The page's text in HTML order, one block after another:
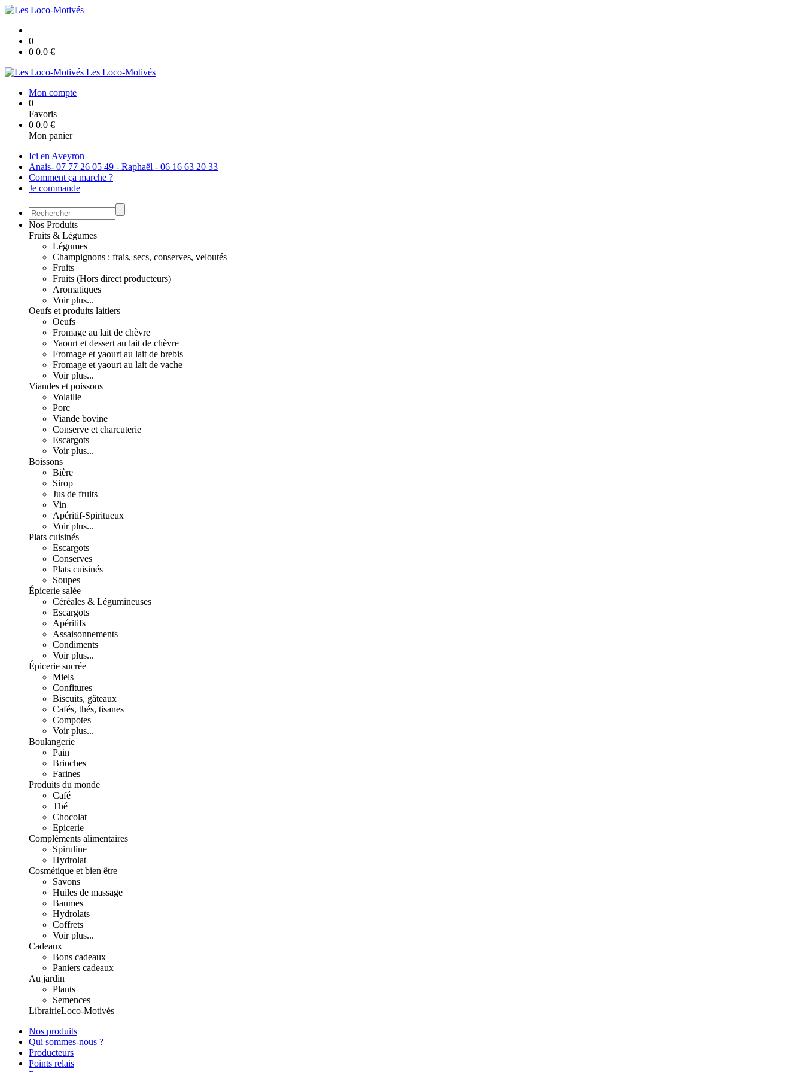
0
0 0.0 €
Les Loco-Motivés
Mon compte
0
Favoris
0 0.0 €
Mon panier
Ici en Aveyron
Anais- 07 77 26 05 49 - Raphaël - 06 16 63 20 33
Comment ça marche ?
Je commande
Nos Produits
Fruits & Légumes
Légumes
Champignons : frais, secs, conserves, veloutés
Fruits
Fruits (Hors direct producteurs)
Aromatiques
Voir plus...
Oeufs et produits laitiers
Oeufs
Fromage au lait de chèvre
Yaourt et dessert au lait de chèvre
Fromage et yaourt au lait de brebis
Fromage et yaourt au lait de vache
Voir plus...
Viandes et poissons
Volaille
Porc
Viande bovine
Conserve et charcuterie
Escargots
Voir plus...
Boissons
Bière
Sirop
Jus de fruits
Vin
Apéritif-Spiritueux
Voir plus...
Plats cuisinés
Escargots
Conserves
Plats cuisinés
Soupes
Épicerie salée
Céréales & Légumineuses
Escargots
Apéritifs
Assaisonnements
Condiments
Voir plus...
Épicerie sucrée
Miels
Confitures
Biscuits, gâteaux
Cafés, thés, tisanes
Compotes
Voir plus...
Boulangerie
Pain
Brioches
Farines
Produits du monde
Café
Thé
Chocolat
Epicerie
Compléments alimentaires
Spiruline
Hydrolat
Cosmétique et bien être
Savons
Huiles de massage
Baumes
Hydrolats
Coffrets
Voir plus...
Cadeaux
Bons cadeaux
Paniers cadeaux
Au jardin
Plants
Semences
LibrairieLoco-Motivés
Nos produits
Qui sommes-nous ?
Producteurs
Points relais